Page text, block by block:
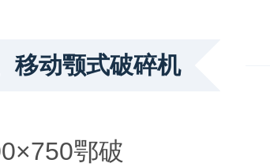
移动颚式破碎机
鄂破